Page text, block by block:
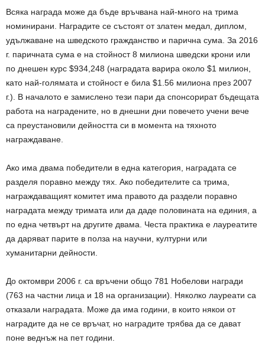
Всяка награда може да бъде връчвана най-много на трима
номинирани. Наградите се състоят от златен медал, диплом,
удължаване на шведското гражданство и парична сума. За 2016
г. паричната сума е на стойност 8 милиона шведски крони или
по днешен курс $934,248 (наградата варира около $1 милион,
като най-голямата и стойност е била $1.56 милиона през 2007
г.). В началото е замислено тези пари да спонсорират бъдещата
работа на наградените, но в днешни дни повечето учени вече
са преустановили дейността си в момента на тяхното
награждаване.
Ако има двама победители в една категория, наградата се
разделя поравно между тях. Ако победителите са трима,
награждаващият комитет има правото да раздели поравно
наградата между тримата или да даде половината на единия, а
по една четвърт на другите двама. Честа практика е лауреатите
да даряват парите в полза на научни, културни или
хуманитарни дейности.
До октомври 2006 г. са връчени общо 781 Нобелови награди
(763 на частни лица и 18 на организации). Няколко лауреати са
отказали наградата. Може да има години, в които някои от
наградите да не се връчат, но наградите трябва да се дават
поне веднъж на пет години.